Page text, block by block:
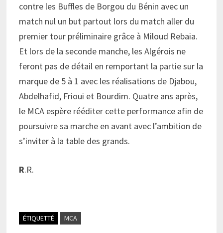
contre les Buffles de Borgou du Bénin avec un
match nul un but partout lors du match aller du
premier tour préliminaire grâce à Miloud Rebaia.
Et lors de la seconde manche, les Algérois ne
feront pas de détail en remportant la partie sur la
marque de 5 à 1 avec les réalisations de Djabou,
Abdelhafid, Frioui et Bourdim. Quatre ans après,
le MCA espère rééditer cette performance afin de
poursuivre sa marche en avant avec l’ambition de
s’inviter à la table des grands.
R.R.
ÉTIQUETTÉ MCA